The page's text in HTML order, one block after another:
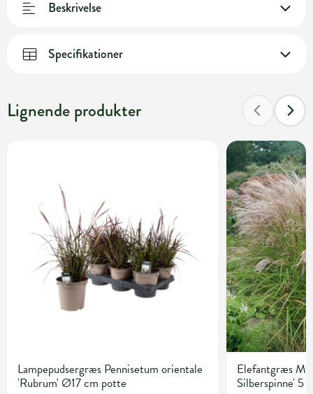
Beskrivelse
Specifikationer
Lignende produkter
Lampepudsergræs Pennisetum orientale
'Rubrum' Ø17 cm potte
Elefantgræs
Silberspinne' 5